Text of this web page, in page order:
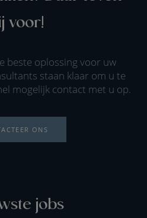
voor!
beste oplossing voor uw
staan klaar om u te
mogelijk contact met u op.
ONS
jobs